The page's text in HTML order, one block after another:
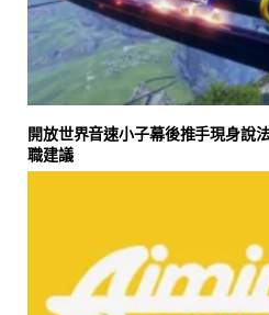
開放世界音速小子幕後推手現身說
職建議